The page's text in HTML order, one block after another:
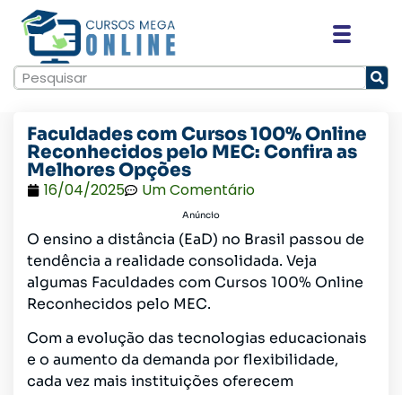
Faculdades com Cursos 100% Online
Reconhecidos pelo MEC: Confira as
Melhores Opções
16/04/2025 Um Comentário
Anúncio
O ensino a distância (EaD) no Brasil passou de
tendência a realidade consolidada. Veja
algumas Faculdades com Cursos 100% Online
Reconhecidos pelo MEC.
Com a evolução das tecnologias educacionais
e o aumento da demanda por flexibilidade,
cada vez mais instituições oferecem